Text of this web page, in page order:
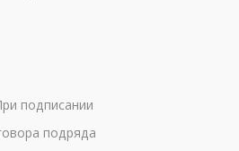
подписании
подряда